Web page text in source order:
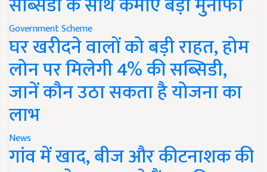
Government Scheme
घर खरीदने वालों को बड़ी राहत, होम
लोन पर मिलेगी 4% की सब्सिडी,
जानें कौन उठा सकता है योजना का
लाभ
News
गांव में खाद, बीज और कीटनाशक की